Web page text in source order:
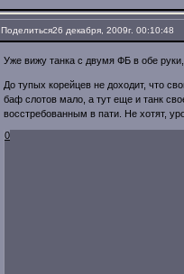
Поделиться26 декабря, 2009г. 00:10:48
Уже вижу танка с двумя ФБ в обе
До тупых корейцев не доходит, что
баф слотов мало, а тут еще и танк
восстребованным в пати. Не хотят,
0